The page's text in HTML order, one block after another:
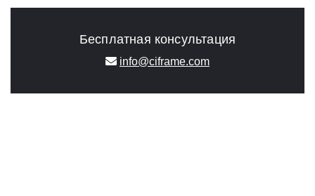
Бесплатная консультация
info@ciframe.com